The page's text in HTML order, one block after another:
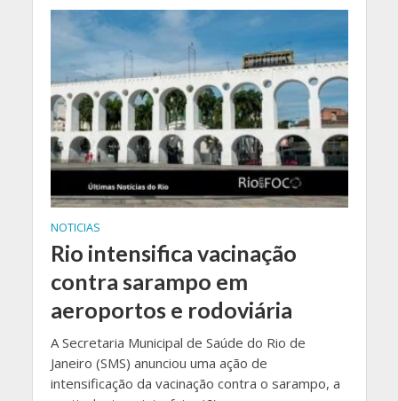
NOTICIAS
Rio intensifica vacinação
contra sarampo em
aeroportos e rodoviária
A Secretaria Municipal de Saúde do Rio de
Janeiro (SMS) anunciou uma ação de
intensificação da vacinação contra o sarampo, a